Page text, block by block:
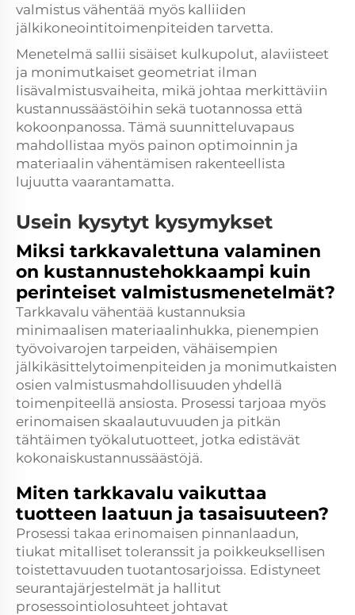
valmistus vähentää myös kalliiden
jälkikoneointitoimenpiteiden tarvetta.
Menetelmä sallii sisäiset kulkupolut, alaviisteet
ja monimutkaiset geometriat ilman
lisävalmistusvaiheita, mikä johtaa merkittäviin
kustannussäästöihin sekä tuotannossa että
kokoonpanossa. Tämä suunnitteluvapaus
mahdollistaa myös painon optimoinnin ja
materiaalin vähentämisen rakenteellista
lujuutta vaarantamatta.
Usein kysytyt kysymykset
Miksi tarkkavalettuna valaminen
on kustannustehokkaampi kuin
perinteiset valmistusmenetelmät?
Tarkkavalu vähentää kustannuksia
minimaalisen materiaalinhukka, pienempien
työvoivarojen tarpeiden, vähäisempien
jälkikäsittelytoimenpiteiden ja monimutkaisten
osien valmistusmahdollisuuden yhdellä
toimenpiteellä ansiosta. Prosessi tarjoaa myös
erinomaisen skaalautuvuuden ja pitkän
tähtäimen työkalutuotteet, jotka edistävät
kokonaiskustannussäästöjä.
Miten tarkkavalu vaikuttaa
tuotteen laatuun ja tasaisuuteen?
Prosessi takaa erinomaisen pinnanlaadun,
tiukat mitalliset toleranssit ja poikkeuksellisen
toistettavuuden tuotantosarjoissa. Edistyneet
seurantajärjestelmät ja hallitut
prosessointiolosuhteet johtavat